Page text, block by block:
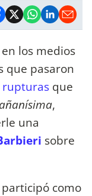
los medios
que pasaron
rupturas que
,
una
sobre
como